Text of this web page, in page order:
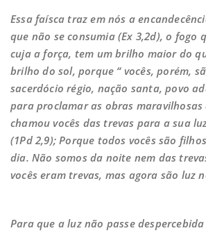
Essa faísca traz em nós a
que não se consumia (Ex 3,2d), o fogo
cuja a força, tem um brilho maior do
brilho do sol, porque “ vocês, porém,
sacerdócio régio, nação santa, povo
para proclamar as obras maravilhosas
chamou vocês das trevas para a sua
(1Pd 2,9); Porque todos vocês são
dia. Não somos da noite nem das
vocês eram trevas, mas agora são luz
Para que a luz não passe